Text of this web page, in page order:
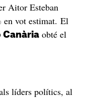
Aitor Esteban
en vot estimat. El
Canàriaobté el
líders polítics, al